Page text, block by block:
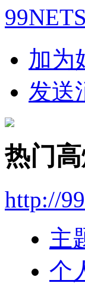
加为
发送
热门
http://
主
个